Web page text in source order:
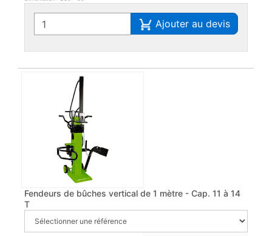
Ajouter au devis
Fendeurs de bûches vertical de 1 mètre - Cap. 11 à 14
T